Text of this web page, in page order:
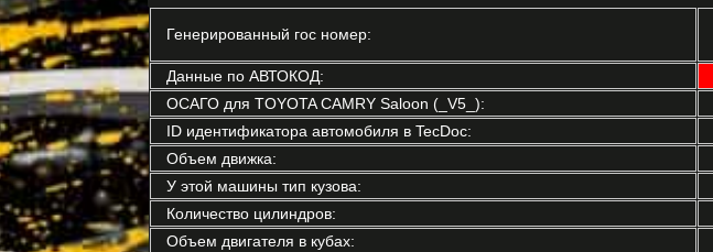
Генерированный гос номер:
Данные по АВТОКОД:
ОСАГО для TOYOTA CAMRY Saloon (_V5_):
ID идентификатора автомобиля в TecDoc:
Объем движка:
У этой машины тип кузова:
Количество цилиндров:
Объем двигателя в кубах: